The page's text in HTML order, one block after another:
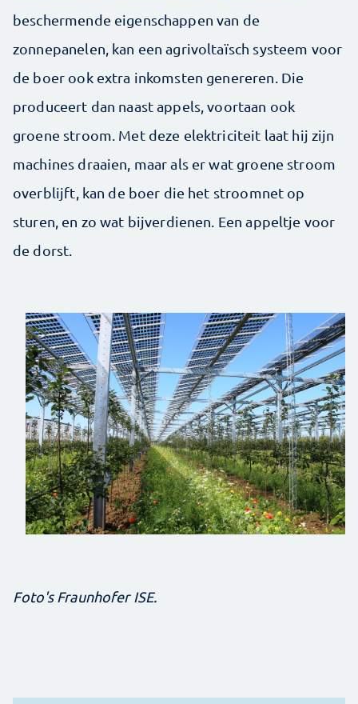
beschermende eigenschappen van de
zonnepanelen, kan een agrivoltaïsch systeem voor
de boer ook extra inkomsten genereren. Die
produceert dan naast appels, voortaan ook
groene stroom. Met deze elektriciteit laat hij zijn
machines draaien, maar als er wat groene stroom
overblijft, kan de boer die het stroomnet op
sturen, en zo wat bijverdienen. Een appeltje voor
de dorst.
Foto's Fraunhofer ISE.